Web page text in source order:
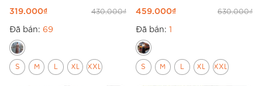
A B651
319.000₫ 430.000₫
Đã bán: 69
S M L XL XXL
chữ A B642
459.000₫ 630.000₫
Đã bán: 1
S M L XL XXL